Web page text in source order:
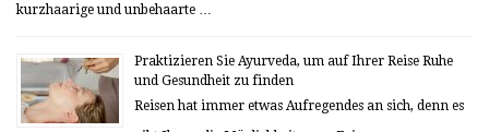
kurzhaarige und unbehaarte …
Praktizieren Sie Ayurveda, um auf Ihrer Reise Ruhe
und Gesundheit zu finden
Reisen hat immer etwas Aufregendes an sich, denn es